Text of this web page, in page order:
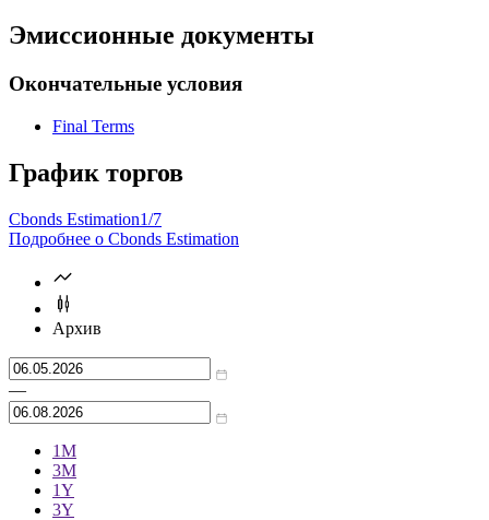
Эмиссионные документы
Окончательные условия
Final Terms
График торгов
Cbonds Estimation1/7
Подробнее о Cbonds Estimation
Архив
—
1М
3М
1Y
3Y